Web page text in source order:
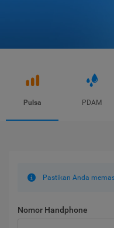
Pulsa PDAM
Pastikan Anda
Nomor Handphone